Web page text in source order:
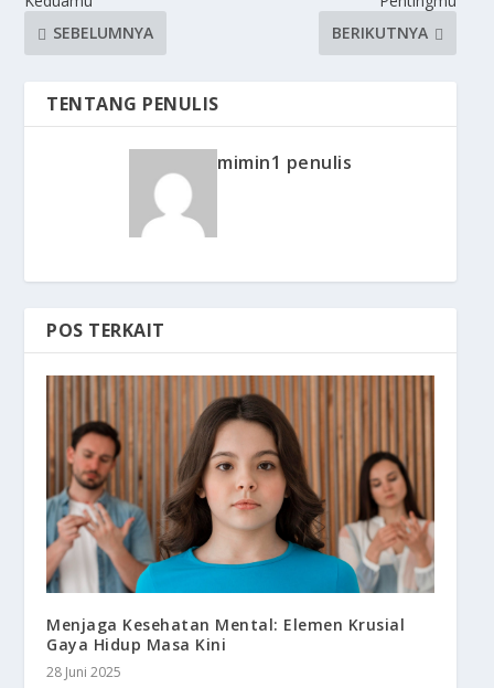
SEBELUMNYA
BERIKUTNYA
TENTANG PENULIS
mimin1 penulis
POS TERKAIT
Menjaga Kesehatan Mental: Elemen Krusial
Gaya Hidup Masa Kini
28 Juni 2025